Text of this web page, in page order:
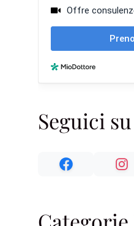
Seguici su